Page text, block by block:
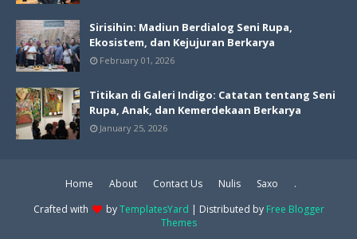
Sirisihin: Madiun Berdialog Seni Rupa,
Ekosistem, dan Kejujuran Berkarya
February 01, 2026
Titikan di Galeri Indigo: Catatan tentang Seni
Rupa, Anak, dan Kemerdekaan Berkarya
January 25, 2026
Home About Contact Us Nulis Saxo
.
Crafted with
byTemplatesYard | Distributed by Free Blogger
Themes